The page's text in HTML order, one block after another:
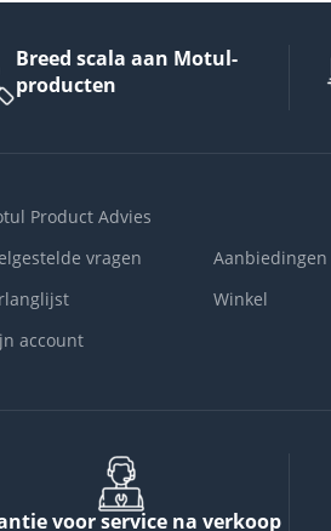
Breed scala aan Motul-
producten
Product Advies
vragen
account
Aanbiedingen
Winkel
voor service na verkoop